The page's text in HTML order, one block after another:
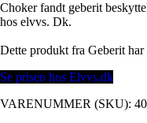
Choker fandt geberit
hos elvvs. Dk.
Dette produkt fra Geberit har
Se prisen hos Elvvs.dk
VARENUMMER (SKU):